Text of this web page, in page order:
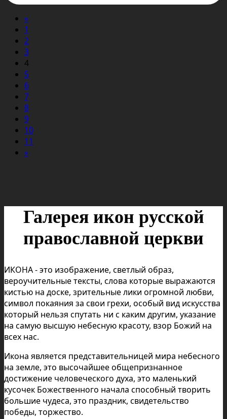
«
1
2
3
4
5
6
7
8
9
10
11
»
Галерея икон русской
православной церкви
ИКОНА - это изображение, светлый образ,
вероучительные тексты, слова которые выражаются
кистью на доске, зрительные лики огромной любви,
символ покаяния за свои грехи, особый вид искусства
который нельзя спутать ни с каким другим, указание
на самую высшую небесную красоту, взор Божий на
всех нас.
Икона является представительницей мира небесного
на земле, это высочайшее общепризнанное
достижение человеческого духа, это маленький
кусочек Божественного начала способный творить
большие чудеса, это праздник, свидетельство
победы, торжество.